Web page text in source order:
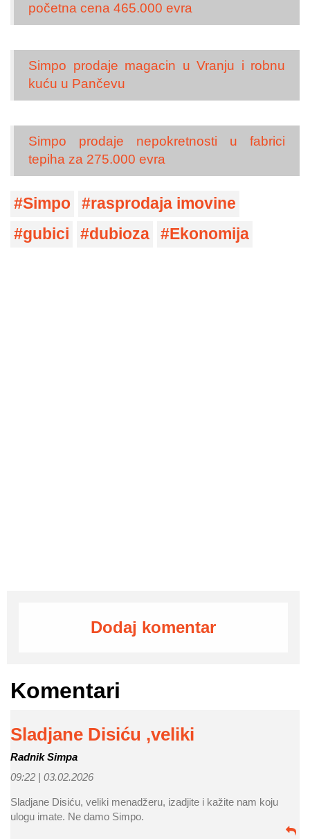
početna cena 465.000 evra
Simpo prodaje magacin u Vranju i robnu
kuću u Pančevu
Simpo prodaje nepokretnosti u fabrici
tepiha za 275.000 evra
Simpo
rasprodaja imovine
gubici
dubioza Ekonomija
Dodaj komentar
Komentari
Sladjane Disiću ,veliki
Radnik Simpa
09:22 | 03.02.2026
Sladjane Disiću, veliki menadžeru, izadjite i kažite nam koju
ulogu imate. Ne damo Simpo.